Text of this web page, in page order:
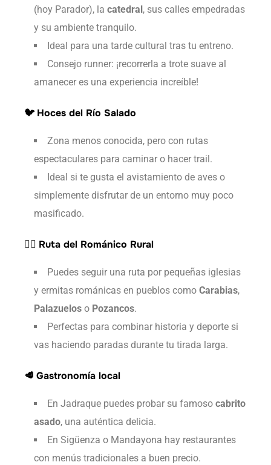
(hoy Parador), la catedral , sus calles empedradas
y su ambiente tranquilo.
Ideal para una tarde cultural tras tu entreno.
Consejo runner: ¡recorrerla a trote suave al
amanecer es una experiencia increíble!
🐦Hoces del Río Salado
Zona menos conocida, pero con rutas
espectaculares para caminar o hacer trail.
Ideal si te gusta el avistamiento de aves o
simplemente disfrutar de un entorno muy poco
masificado.
🚶‍♀️ Ruta del Románico Rural
Puedes seguir una ruta por pequeñas iglesias
y ermitas románicas en pueblos como Carabias,
Palazuelos o Pozancos.
Perfectas para combinar historia y deporte si
vas haciendo paradas durante tu tirada larga.
🥩 Gastronomía local
En Jadraque puedes probar su famoso cabrito
asado, una auténtica delicia.
En Sigüenza o Mandayona hay restaurantes
con menús tradicionales a buen precio.